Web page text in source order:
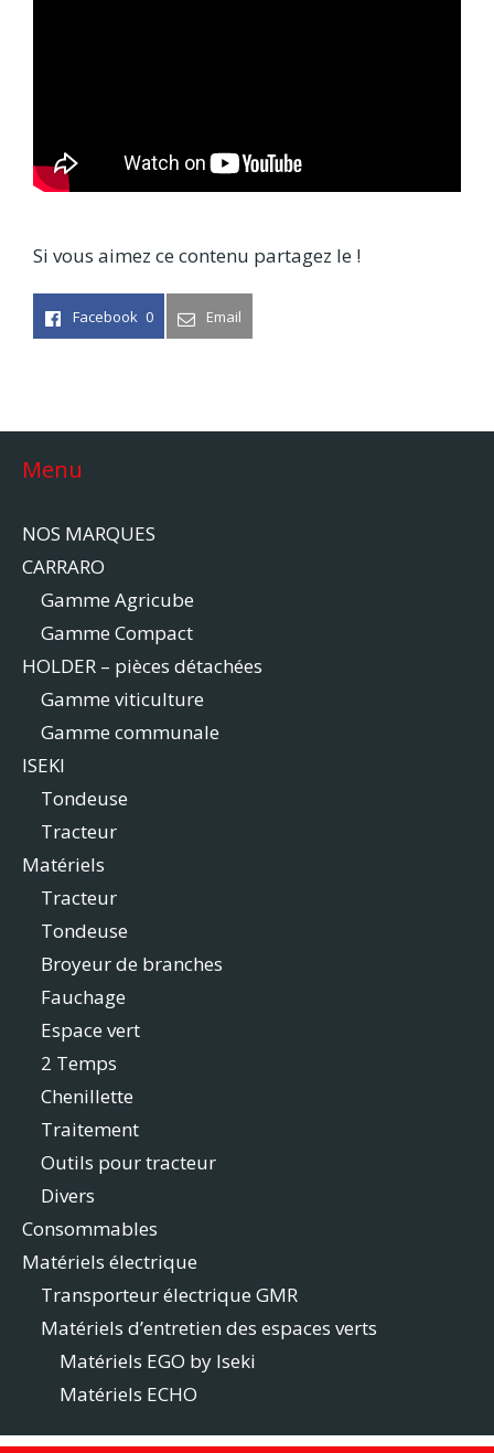
Si vous aimez ce contenu partagez le !
Facebook 0 Email
Menu
NOS MARQUES
CARRARO
Gamme Agricube
Gamme Compact
HOLDER – pièces détachées
Gamme viticulture
Gamme communale
ISEKI
Tondeuse
Tracteur
Matériels
Tracteur
Tondeuse
Broyeur de branches
Fauchage
Espace vert
2 Temps
Chenillette
Traitement
Outils pour tracteur
Divers
Consommables
Matériels électrique
Transporteur électrique GMR
Matériels d’entretien des espaces verts
Matériels EGO by Iseki
Matériels ECHO